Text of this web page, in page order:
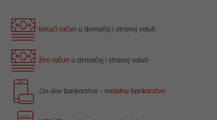
tekući račun u domaćoj i stranoj valuti
žiro račun u domaćoj i stranoj valuti
On-line bankarstvo - mobilno bankarstvo